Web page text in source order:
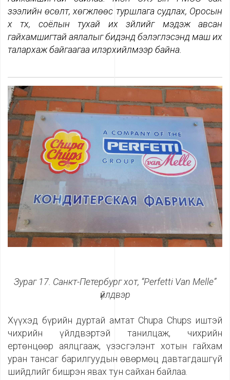
зээлийн өсөлт, хөгжлөөс туршлага судлах, Оросын
үүх түүх, соёлын тухай их зүйлийг мэдэж авсан
гайхамшигтай аялалыг бидэнд бэлэглэсэнд маш их
талархаж байгаагаа илэрхийлмээр байна.
Зураг 17. Санкт-Петербург хот, “Perfetti Van Melle”
үйлдвэр
Хүүхэд бүрийн дуртай амтат Chupa Chups иштэй
чихрийн үйлдвэртэй танилцаж, чихрийн
ертөнцөөр аялцгааж, үзэсгэлэнт хотын гайхам
уран тансаг барилгуудын өвөрмөц давтагдашгүй
шийдлийг бишрэн явах тун сайхан байлаа.